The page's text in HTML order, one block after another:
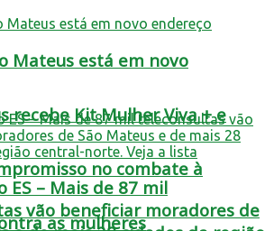
recebe Kit Mulher Viva + e
no combate à
as mulheres
Mateus está em novo
ES – Mais de 87 mil
vão beneficiar moradores de